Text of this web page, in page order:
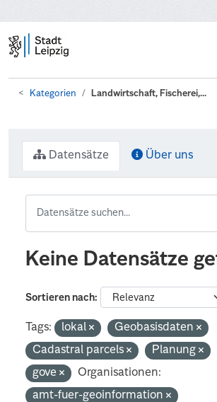
Kategorien Landwirtschaft, Fischerei,...
Datensätze Über uns
Keine Datensätze
Sortieren nach
Tags: lokal
Geobasisdaten
Cadastral parcels
Planung
gove
Organisationen:
amt-fuer-geoinformation